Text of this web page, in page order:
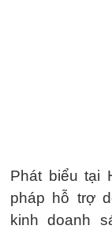
Phát biểu tại
pháp hỗ trợ
kinh doanh